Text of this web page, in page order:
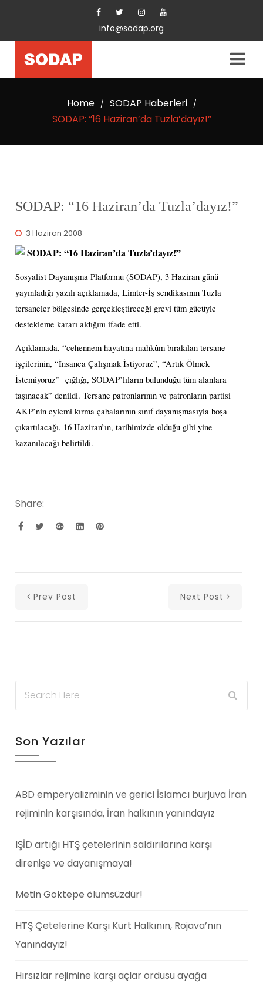
info@sodap.org
Home / SODAP Haberleri /
SODAP: “16 Haziran’da Tuzla’dayız!”
SODAP: “16 Haziran’da Tuzla’dayız!”
3 Haziran 2008
SODAP: “16 Haziran’da Tuzla’dayız!”
Sosyalist Dayanışma Platformu (SODAP), 3 Haziran günü
yayınladığı yazılı açıklamada, Limter-İş sendikasının Tuzla
tersaneler bölgesinde gerçekleştireceği grevi tüm gücüyle
destekleme kararı aldığını ifade etti.
Açıklamada, “cehennem hayatına mahkûm bırakılan tersane
işçilerinin, “İnsanca Çalışmak İstiyoruz”, “Artık Ölmek
İstemiyoruz” çığlığı, SODAP’lıların bulunduğu tüm alanlara
taşınacak” denildi. Tersane patronlarının ve patronların partisi
AKP’nin eylemi kırma çabalarının sınıf dayanışmasıyla boşa
çıkartılacağı, 16 Haziran’ın, tarihimizde olduğu gibi yine
kazanılacağı belirtildi.
Share:
Prev Post Next Post
Son Yazılar
ABD emperyalizminin ve gerici İslamcı burjuva İran
rejiminin karşısında, İran halkının yanındayız
IŞİD artığı HTŞ çetelerinin saldırılarına karşı
direnişe ve dayanışmaya!
Metin Göktepe ölümsüzdür!
HTŞ Çetelerine Karşı Kürt Halkının, Rojava’nın
Yanındayız!
Hırsızlar rejimine karşı açlar ordusu ayağa